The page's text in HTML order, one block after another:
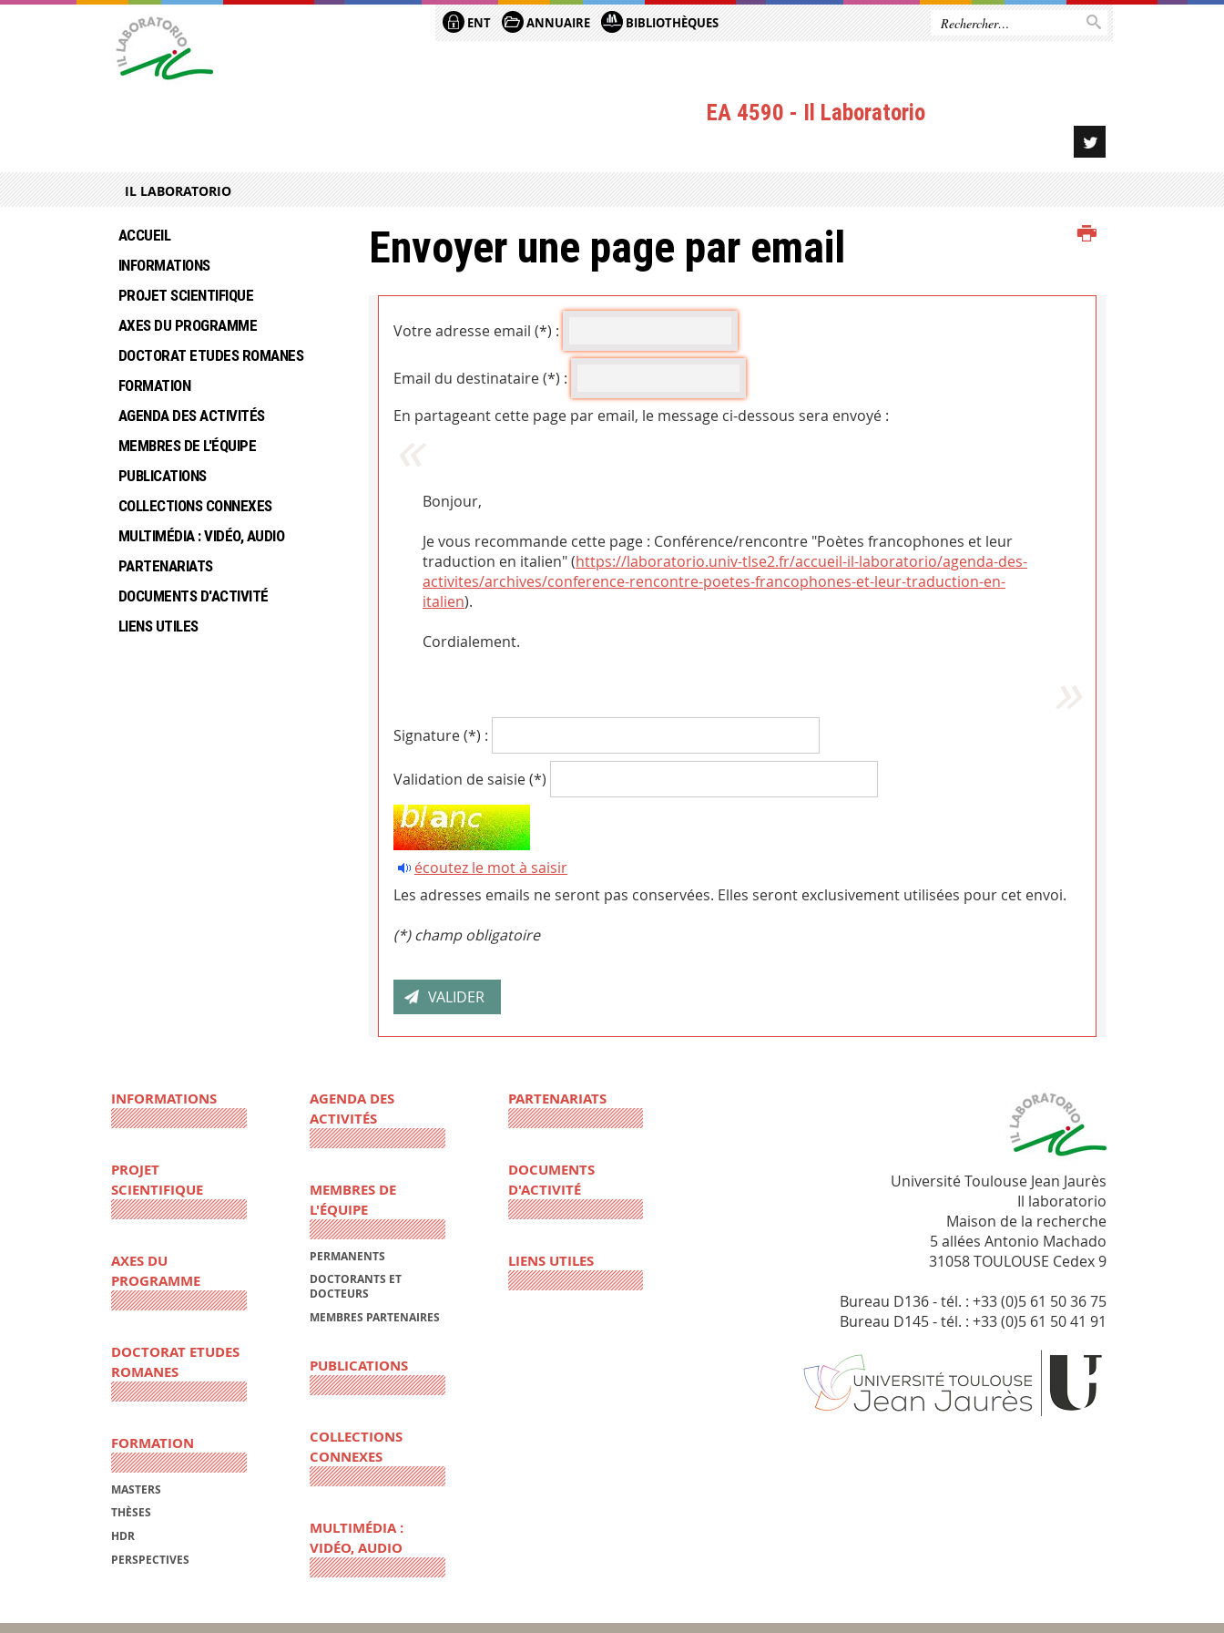
ENT ANNUAIRE BIBLIOTHÈQUES
EA 4590 - Il Laboratorio
IL LABORATORIO
Envoyer une page par email
Votre adresse email (*) :
Email du destinataire (*) :
En partageant cette page par email, le message ci-dessous sera envoyé :
Bonjour,
Je vous recommande cette page : Conférence/rencontre "Poètes francophones et leur
traduction en italien" (https://laboratorio.univ-tlse2.fr/accueil-il-laboratorio/agenda-des-
activites/archives/conference-rencontre-poetes-francophones-et-leur-traduction-en-
italien).
Cordialement.
Signature (*) :
Validation de saisie (*)
écoutez le mot à saisir
Les adresses emails ne seront pas conservées. Elles seront exclusivement utilisées pour cet envoi.
(*) champ obligatoire
ACCUEIL
INFORMATIONS
PROJET SCIENTIFIQUE
AXES DU PROGRAMME
DOCTORAT ETUDES ROMANES
FORMATION
AGENDA DES ACTIVITÉS
MEMBRES DE L'ÉQUIPE
PUBLICATIONS
COLLECTIONS CONNEXES
MULTIMÉDIA : VIDÉO, AUDIO
PARTENARIATS
DOCUMENTS D'ACTIVITÉ
LIENS UTILES
INFORMATIONS
PROJET
SCIENTIFIQUE
AXES DU
PROGRAMME
DOCTORAT ETUDES
ROMANES
FORMATION
MASTERS
THÈSES
HDR
PERSPECTIVES
AGENDA DES
ACTIVITÉS
MEMBRES DE
L'ÉQUIPE
PERMANENTS
DOCTORANTS ET
DOCTEURS
MEMBRES PARTENAIRES
PUBLICATIONS
COLLECTIONS
CONNEXES
MULTIMÉDIA :
VIDÉO, AUDIO
PARTENARIATS
DOCUMENTS
D'ACTIVITÉ
LIENS UTILES
Université Toulouse Jean Jaurès
Il laboratorio
Maison de la recherche
5 allées Antonio Machado
31058 TOULOUSE Cedex 9
Bureau D136 - tél. : +33 (0)5 61 50 36 75
Bureau D145 - tél. : +33 (0)5 61 50 41 91